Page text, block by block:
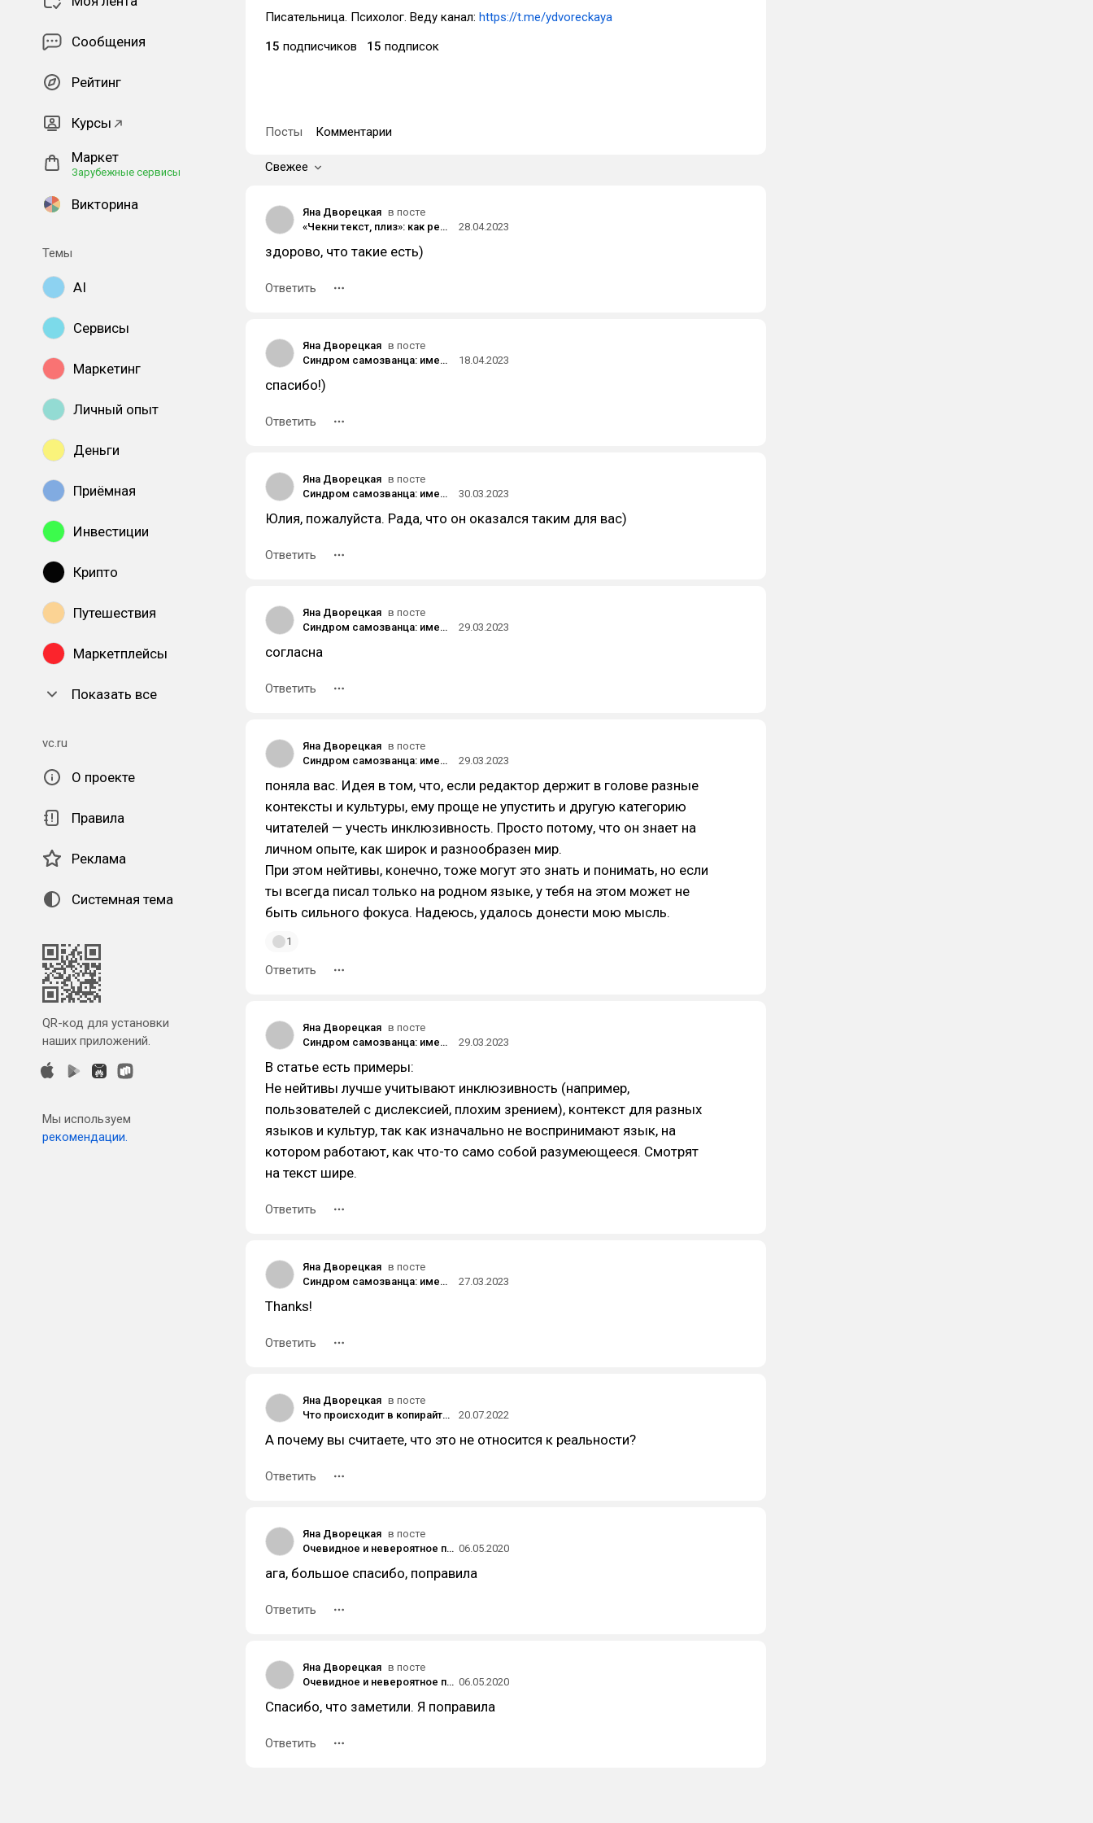
Сообщения
Рейтинг
Курсы
Маркет
Зарубежные сервисы
Викторина
Темы
AI
Сервисы
Маркетинг
Личный опыт
Деньги
Приёмная
Инвестиции
Крипто
Путешествия
Маркетплейсы
Показать все
vc.ru
О проекте
Правила
Реклама
Системная тема
QR-код для установки
наших приложений.
Мы используем
рекомендации.
Писательница. Психолог. Веду канал: https://t.me/ydvoreckaya
15 подписчиков 15 подписок
Посты Комментарии
Свежее
Яна Дворецкая в посте
«Чекни текст, плиз»: как редакторам стать полноценными в продуктовых командах
28.04.2023
здорово, что такие есть)
Ответить
Яна Дворецкая в посте
Синдром самозванца: имею ли право писать на английском?
18.04.2023
спасибо!)
Ответить
Яна Дворецкая в посте
Синдром самозванца: имею ли право писать на английском?
30.03.2023
Юлия, пожалуйста. Рада, что он оказался таким для вас)
Ответить
Яна Дворецкая в посте
Синдром самозванца: имею ли право писать на английском?
29.03.2023
согласна
Ответить
Яна Дворецкая в посте
Синдром самозванца: имею ли право писать на английском?
29.03.2023
поняла вас. Идея в том, что, если редактор держит в голове разные
контексты и культуры, ему проще не упустить и другую категорию
читателей — учесть инклюзивность. Просто потому, что он знает на
личном опыте, как широк и разнообразен мир.
При этом нейтивы, конечно, тоже могут это знать и понимать, но если
ты всегда писал только на родном языке, у тебя на этом может не
быть сильного фокуса. Надеюсь, удалось донести мою мысль.
1
Ответить
Яна Дворецкая в посте
Синдром самозванца: имею ли право писать на английском?
29.03.2023
В статье есть примеры:
Не нейтивы лучше учитывают инклюзивность (например,
пользователей с дислексией, плохим зрением), контекст для разных
языков и культур, так как изначально не воспринимают язык, на
котором работают, как что-то само собой разумеющееся. Смотрят
на текст шире.
Ответить
Яна Дворецкая в посте
Синдром самозванца: имею ли право писать на английском?
27.03.2023
Thanks!
Ответить
Яна Дворецкая в посте
Что происходит в копирайтинге после 24 февраля: исследование о том, чего бояться и чему радоваться
20.07.2022
А почему вы считаете, что это не относится к реальности?
Ответить
Яна Дворецкая в посте
Очевидное и невероятное про логичность и структуру текста 06.05.2020
ага, большое спасибо, поправила
Ответить
Яна Дворецкая в посте
Очевидное и невероятное про логичность и структуру текста 06.05.2020
Спасибо, что заметили. Я поправила
Ответить